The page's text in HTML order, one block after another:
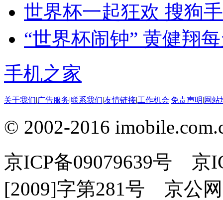
世界杯一起狂欢 搜狗
“世界杯闹钟” 黄健翔
手机之家
关于我们|广告服务|联系我们|友情链接|工作机会|免责声明|网站
© 2002-2016
京ICP备09079639号 京
[2009]字第281号 京公网